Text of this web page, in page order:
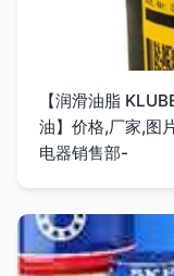
【润滑油脂
油】价格,厂家,图
电器销售部-